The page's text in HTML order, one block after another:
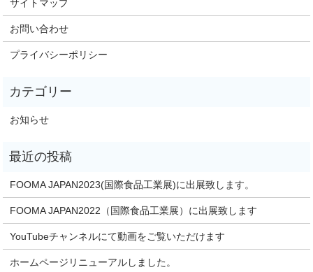
サイトマップ
お問い合わせ
プライバシーポリシー
お知らせ
FOOMA JAPAN2023(国際食品工業展)に出展致します。
FOOMA JAPAN2022（国際食品工業展）に出展致します
YouTubeチャンネルにて動画をご覧いただけます
ホームページリニューアルしました。